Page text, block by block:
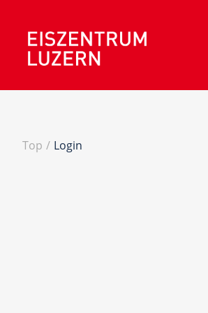
Top / Login